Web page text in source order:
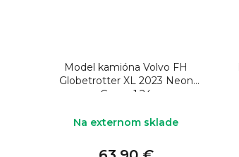
Model kamióna Volvo FH
Globetrotter XL 2023 Neon
Green 1:24
Na externom sklade